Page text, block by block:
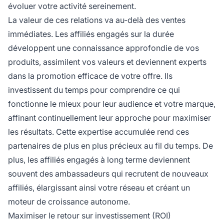
évoluer votre activité sereinement.
La valeur de ces relations va au-delà des ventes
immédiates. Les affiliés engagés sur la durée
développent une connaissance approfondie de vos
produits, assimilent vos valeurs et deviennent experts
dans la promotion efficace de votre offre. Ils
investissent du temps pour comprendre ce qui
fonctionne le mieux pour leur audience et votre marque,
affinant continuellement leur approche pour maximiser
les résultats. Cette expertise accumulée rend ces
partenaires de plus en plus précieux au fil du temps. De
plus, les affiliés engagés à long terme deviennent
souvent des ambassadeurs qui recrutent de nouveaux
affiliés, élargissant ainsi votre réseau et créant un
moteur de croissance autonome.
Maximiser le retour sur investissement (ROI)